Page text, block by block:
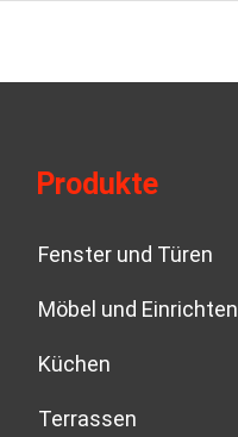
Produkte
Fenster und Türen
Möbel und Einrichten
Küchen
Terrassen